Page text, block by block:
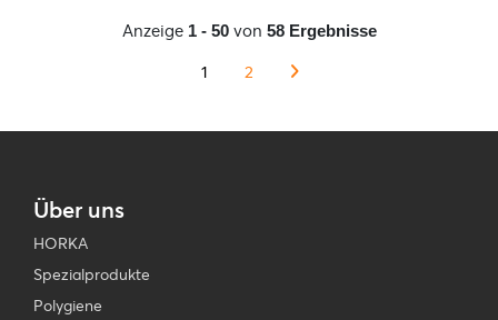
Anzeige 1 - 50von 58 Ergebnisse
1 2
Über uns
HORKA
Spezialprodukte
Polygiene